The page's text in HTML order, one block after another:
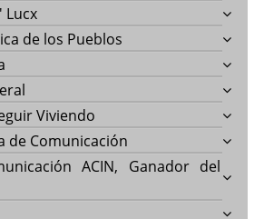
Lucx
de los Pueblos
Viviendo
de Comunicación
ACIN, Ganador del